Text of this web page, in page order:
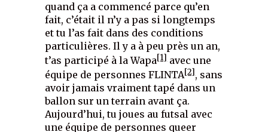
quand ça a commencé parce qu’en
fait, c’était il n’y a pas si longtemps
et tu l’as fait dans des conditions
particulières. Il y a à peu près un an,
t’as participé à la Wapa[1]avec une
équipe de personnes FLINTA[2], sans
avoir jamais vraiment tapé dans un
ballon sur un terrain avant ça.
Aujourd’hui, tu joues au futsal avec
une équipe de personnes queer